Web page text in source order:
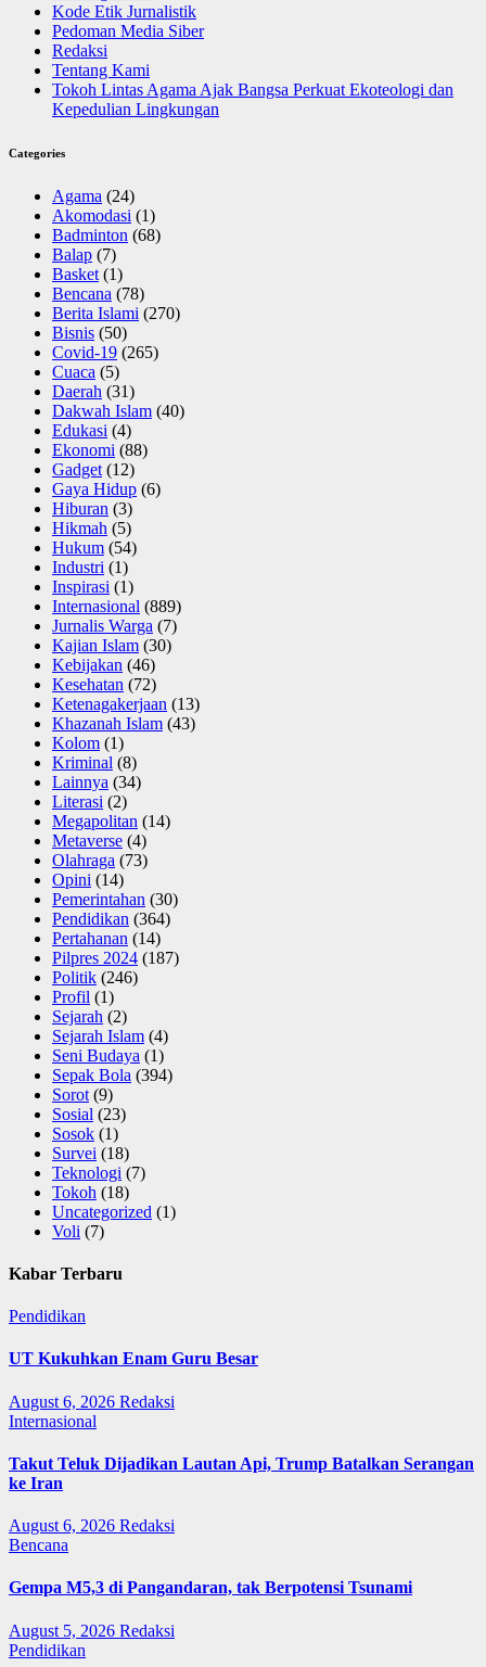
Kode Etik Jurnalistik
Pedoman Media Siber
Redaksi
Tentang Kami
Tokoh Lintas Agama Ajak Bangsa Perkuat Ekoteologi dan
Kepedulian Lingkungan
Categories
Agama (24)
Akomodasi (1)
Badminton (68)
Balap (7)
Basket (1)
Bencana (78)
Berita Islami (270)
Bisnis (50)
Covid-19 (265)
Cuaca (5)
Daerah (31)
Dakwah Islam (40)
Edukasi (4)
Ekonomi (88)
Gadget (12)
Gaya Hidup (6)
Hiburan (3)
Hikmah (5)
Hukum (54)
Industri (1)
Inspirasi (1)
Internasional (889)
Jurnalis Warga (7)
Kajian Islam (30)
Kebijakan (46)
Kesehatan (72)
Ketenagakerjaan (13)
Khazanah Islam (43)
Kolom (1)
Kriminal (8)
Lainnya (34)
Literasi (2)
Megapolitan (14)
Metaverse (4)
Olahraga (73)
Opini (14)
Pemerintahan (30)
Pendidikan (364)
Pertahanan (14)
Pilpres 2024 (187)
Politik (246)
Profil (1)
Sejarah (2)
Sejarah Islam (4)
Seni Budaya (1)
Sepak Bola (394)
Sorot (9)
Sosial (23)
Sosok (1)
Survei (18)
Teknologi (7)
Tokoh (18)
Uncategorized (1)
Voli (7)
Kabar Terbaru
Pendidikan
UT Kukuhkan Enam Guru Besar
August 6, 2026 Redaksi
Internasional
Takut Teluk Dijadikan Lautan Api, Trump Batalkan Serangan
ke Iran
August 6, 2026 Redaksi
Bencana
Gempa M5,3 di Pangandaran, tak Berpotensi Tsunami
August 5, 2026 Redaksi
Pendidikan